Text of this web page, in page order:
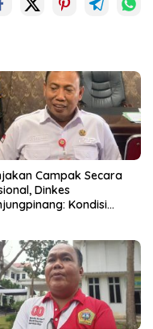
Campak Secara
Dinkes
Kondisi